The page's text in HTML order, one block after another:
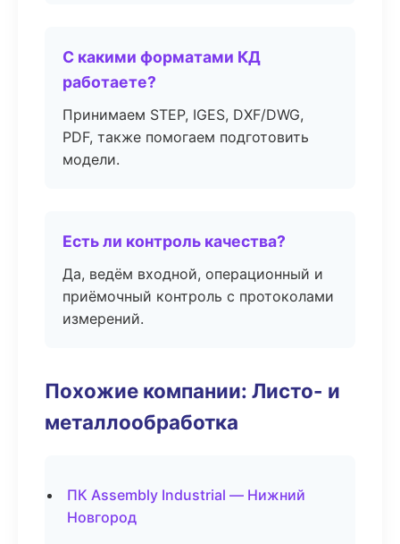
С какими форматами КД
работаете?
Принимаем STEP, IGES, DXF/DWG,
PDF, также помогаем подготовить
модели.
Есть ли контроль качества?
Да, ведём входной, операционный и
приёмочный контроль с протоколами
измерений.
Похожие компании: Листо- и
металлообработка
ПК Assembly Industrial — Нижний
Новгород